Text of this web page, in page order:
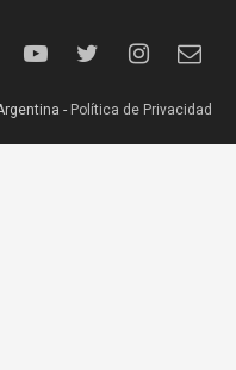
- Política de Privacidad